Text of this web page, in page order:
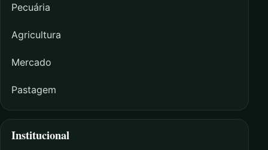
Pecuária
Agricultura
Mercado
Pastagem
Institucional